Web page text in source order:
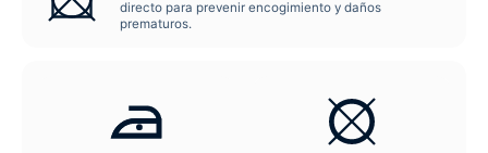
directo para prevenir encogimiento y daños
prematuros.